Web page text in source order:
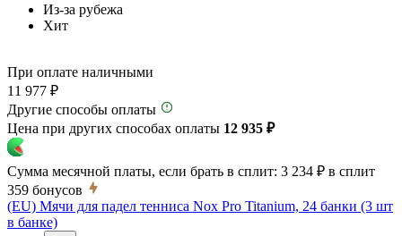
Из-за рубежа
Хит
При оплате наличными
11 977 ₽
Другие способы оплаты
Цена при других способах оплаты 12 935 ₽
Сумма месячной платы, если брать в сплит: 3 234 ₽ в сплит
359 бонусов
(EU) Мячи для падел тенниса Nox Pro Titanium, 24 банки (3 шт
в банке)